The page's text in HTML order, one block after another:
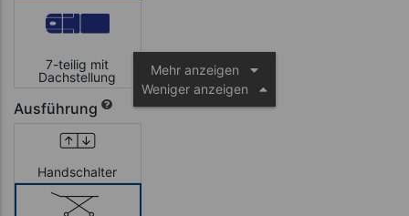
7-teilig mit
Dachstellung
Mehr anzeigen
Weniger anzeigen
Ausführung
Handschalter